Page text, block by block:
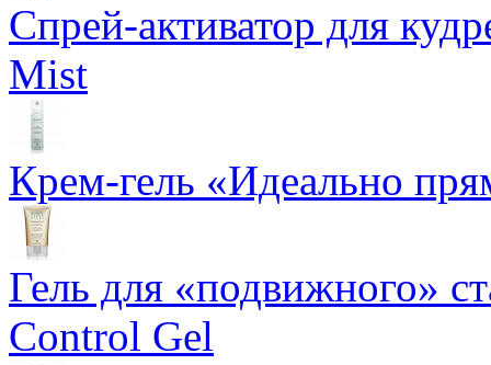
Спрей-активатор для
Mist
Крем-гель «Идеально
Гель для «подвижного»
Control Gel